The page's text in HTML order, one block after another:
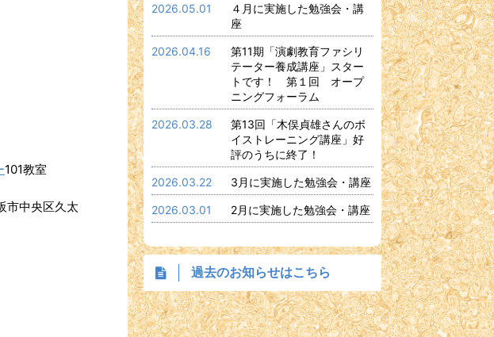
101教室
中央区久太
2026.05.01
４月に実施した勉強会・講
座
2026.04.16
第11期「演劇教育ファシリ
テーター養成講座」スター
トです！ 第１回 オープ
ニングフォーラム
2026.03.28
第13回「木俣貞雄さんのボ
イストレーニング講座」好
評のうちに終了！
2026.03.22 3月に実施した勉強会・講座
2026.03.01 2月に実施した勉強会・講座
過去のお知らせはこちら